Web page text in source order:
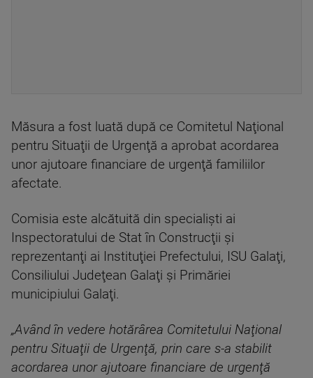
Măsura a fost luată după ce Comitetul Naţional
pentru Situaţii de Urgenţă a aprobat acordarea
unor ajutoare financiare de urgenţă familiilor
afectate.
Comisia este alcătuită din specialişti ai
Inspectoratului de Stat în Construcţii şi
reprezentanţi ai Instituţiei Prefectului, ISU Galaţi,
Consiliului Judeţean Galaţi şi Primăriei
municipiului Galaţi.
„Având în vedere hotărârea Comitetului Naţional
pentru Situaţii de Urgenţă, prin care s-a stabilit
acordarea unor ajutoare financiare de urgenţă